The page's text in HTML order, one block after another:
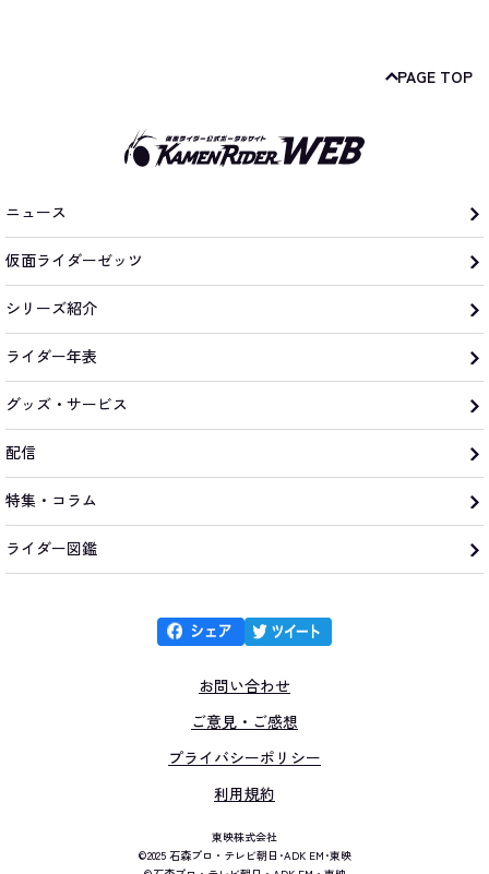
PAGE TOP
ニュース
仮面ライダーゼッツ
シリーズ紹介
ライダー年表
グッズ・サービス
配信
特集・コラム
ライダー図鑑
お問い合わせ
ご意見・ご感想
プライバシーポリシー
利用規約
東映株式会社
©2025 石森プロ・テレビ朝日･ADK EM･東映